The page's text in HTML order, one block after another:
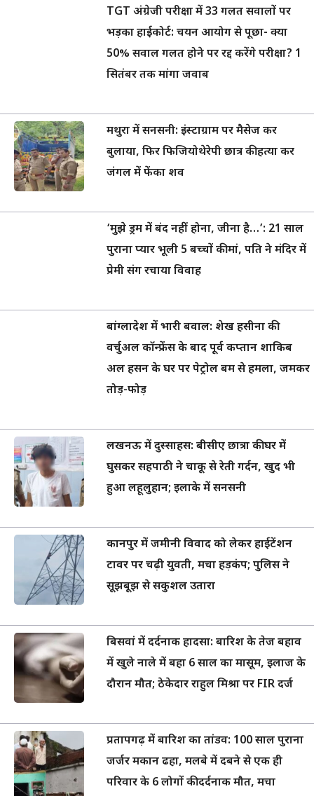
TGT अंग्रेजी परीक्षा में 33 गलत सवालों पर
भड़का हाईकोर्ट: चयन आयोग से पूछा- क्या
50% सवाल गलत होने पर रद्द करेंगे परीक्षा? 1
सितंबर तक मांगा जवाब
मथुरा में सनसनी: इंस्टाग्राम पर मैसेज कर
बुलाया, फिर फिजियोथेरेपी छात्र की हत्या कर
जंगल में फेंका शव
‘मुझे ड्रम में बंद नहीं होना, जीना है…’: 21 साल
पुराना प्यार भूली 5 बच्चों की मां, पति ने मंदिर में
प्रेमी संग रचाया विवाह
बांग्लादेश में भारी बवाल: शेख हसीना की
वर्चुअल कॉन्फ्रेंस के बाद पूर्व कप्तान शाकिब
अल हसन के घर पर पेट्रोल बम से हमला, जमकर
तोड़-फोड़
लखनऊ में दुस्साहस: बीसीए छात्रा की घर में
घुसकर सहपाठी ने चाकू से रेती गर्दन, खुद भी
हुआ लहूलुहान; इलाके में सनसनी
कानपुर में जमीनी विवाद को लेकर हाईटेंशन
टावर पर चढ़ी युवती, मचा हड़कंप; पुलिस ने
सूझबूझ से सकुशल उतारा
बिसवां में दर्दनाक हादसा: बारिश के तेज बहाव
में खुले नाले में बहा 6 साल का मासूम, इलाज के
दौरान मौत; ठेकेदार राहुल मिश्रा पर FIR दर्ज
प्रतापगढ़ में बारिश का तांडव: 100 साल पुराना
जर्जर मकान ढहा, मलबे में दबने से एक ही
परिवार के 6 लोगों की दर्दनाक मौत, मचा